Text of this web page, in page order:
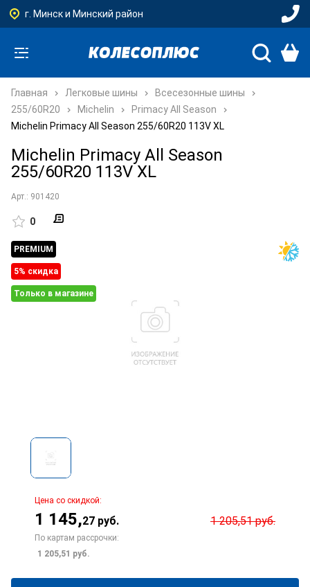
г. Минск и Минский район
Главная Легковые шины
Всесезонные шины
255/60R20
Michelin
Primacy All Season
Michelin Primacy All Season 255/60R20 113V XL
Michelin Primacy All Season
255/60R20 113V XL
Арт.: 901420
0
PREMIUM
5% cкидка
Только в магазине
Цена со скидкой:
1 145,27 руб. 1 205,51руб.
По картам рассрочки:
1 205,51 руб.